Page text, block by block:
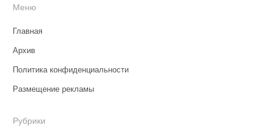
Меню
Главная
Архив
Политика конфиденциальности
Размещение рекламы
Рубрики